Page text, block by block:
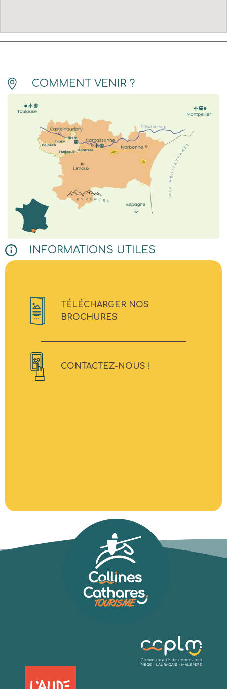
COMMENT VENIR ?
INFORMATIONS UTILES
TÉLÉCHARGER NOS
BROCHURES
CONTACTEZ-NOUS !